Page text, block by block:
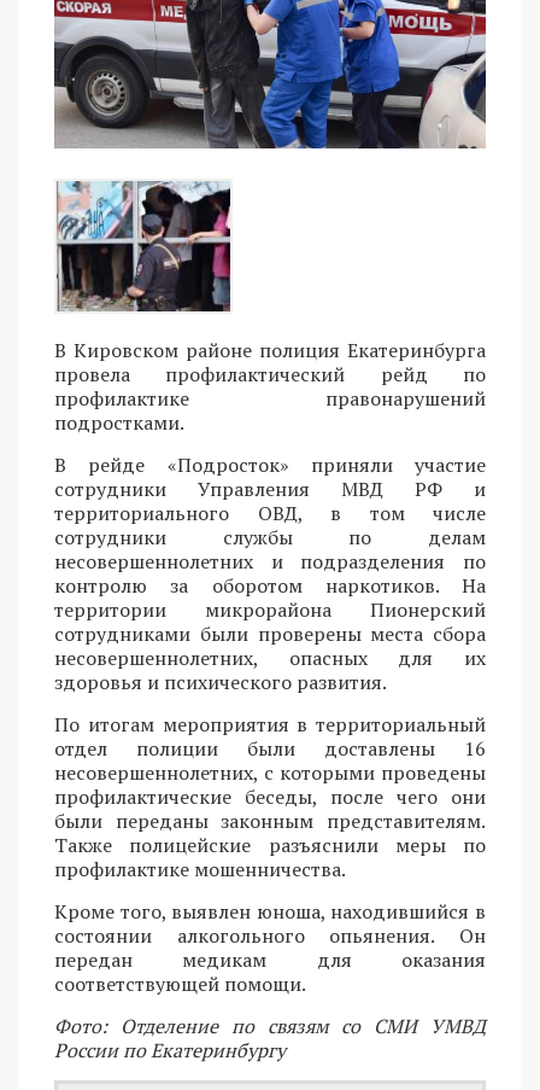
В Кировском районе полиция Екатеринбурга
провела профилактический рейд по
профилактике правонарушений
подростками.
В рейде «Подросток» приняли участие
сотрудники Управления МВД РФ и
территориального ОВД, в том числе
сотрудники службы по делам
несовершеннолетних и подразделения по
контролю за оборотом наркотиков. На
территории микрорайона Пионерский
сотрудниками были проверены места сбора
несовершеннолетних, опасных для их
здоровья и психического развития.
По итогам мероприятия в территориальный
отдел полиции были доставлены 16
несовершеннолетних, с которыми проведены
профилактические беседы, после чего они
были переданы законным представителям.
Также полицейские разъяснили меры по
профилактике мошенничества.
Кроме того, выявлен юноша, находившийся в
состоянии алкогольного опьянения. Он
передан медикам для оказания
соответствующей помощи.
Фото: Отделение по связям со СМИ УМВД
России по Екатеринбургу